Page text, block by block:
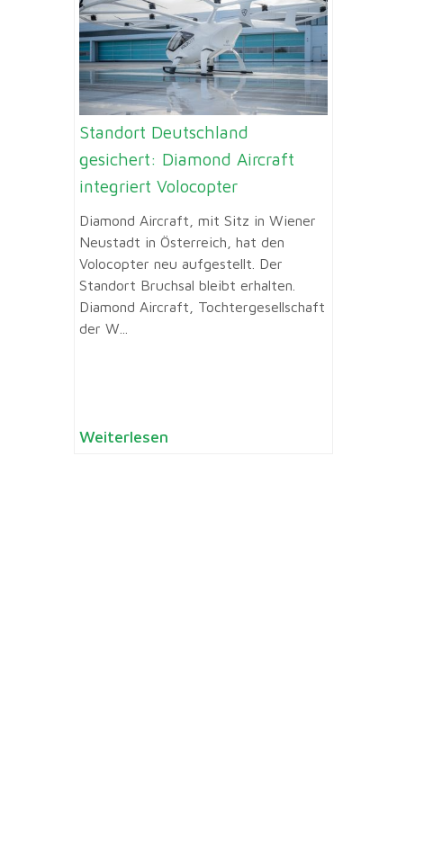
Standort Deutschland
gesichert: Diamond Aircraft
integriert Volocopter
Diamond Aircraft, mit Sitz in Wiener
Neustadt in Österreich, hat den
Volocopter neu aufgestellt. Der
Standort Bruchsal bleibt erhalten.
Diamond Aircraft, Tochtergesellschaft
der W...
Weiterlesen